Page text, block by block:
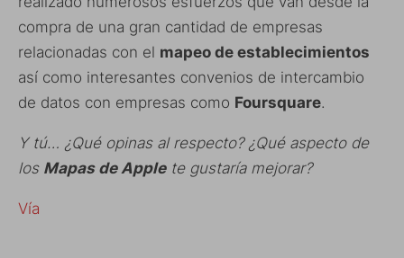
compra de una gran cantidad de empresas
relacionadas con el mapeo de establecimientos
así como interesantes convenios de intercambio
de datos con empresas como Foursquare.
Y tú… ¿Qué opinas al respecto? ¿Qué aspecto de
los Mapas de Applete gustaría mejorar?
Vía